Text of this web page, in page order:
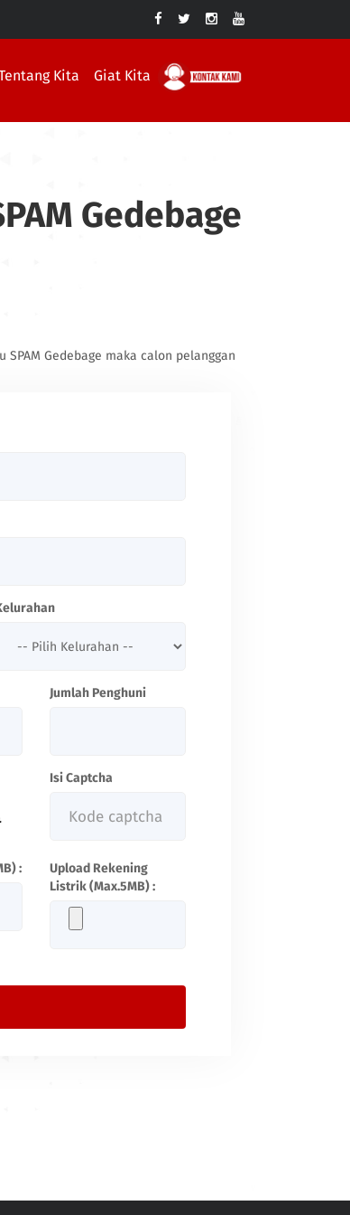
Kita Giat Kita
Gedebage
Gedebage maka calon pelanggan
Jumlah Penghuni
Isi Captcha
:
Upload Rekening
Listrik (Max.5MB) :